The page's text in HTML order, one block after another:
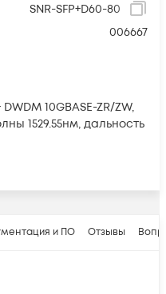
SNR-SFP+D60-80
006667
10GBASE-ZR/ZW,
1529.55нм, дальность
и ПО Отзывы